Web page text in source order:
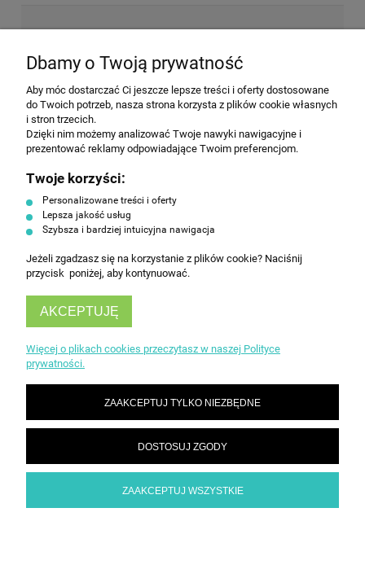
Wyrażam zgodę na przesyłanie informacji
handlowej na poniższy adres email. Więcej w
ZAPISZ SIĘ
Dbamy o Twoją prywatność
Aby móc dostarczać Ci jeszcze lepsze treści i oferty dostosowane
do Twoich potrzeb, nasza strona korzysta z plików cookie własnych
i stron trzecich.
Dzięki nim możemy analizować Twoje nawyki nawigacyjne i
prezentować reklamy odpowiadające Twoim preferencjom.
Twoje korzyści:
Personalizowane treści i oferty
Lepsza jakość usług
Szybsza i bardziej intuicyjna nawigacja
Jeżeli zgadzasz się na korzystanie z plików cookie? Naciśnij
przycisk poniżej, aby kontynuować.
AKCEPTUJĘ
Więcej o plikach cookies przeczytasz w naszej Polityce
prywatności.
ZAAKCEPTUJ TYLKO NIEZBĘDNE
DOSTOSUJ ZGODY
ZAAKCEPTUJ WSZYSTKIE